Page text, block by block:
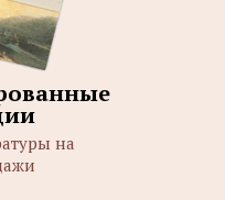
на